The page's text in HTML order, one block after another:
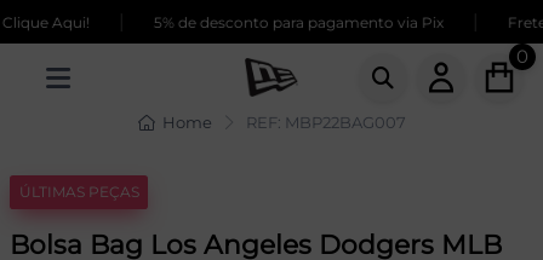
Aqui! 5% de desconto para pagamento via Pix Frete
0
Home REF: MBP22BAG007
ÚLTIMAS PEÇAS
Bolsa Bag Los Angeles Dodgers MLB